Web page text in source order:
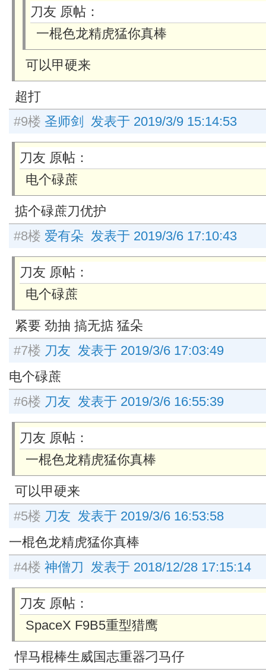
刀友 原帖：
一棍色龙精虎猛你真棒
可以甲硬来
超打
#9楼 圣师剑 发表于 2019/3/9 15:14:53
刀友 原帖：
电个碌蔗
掂个碌蔗刀优护
#8楼 爱有朵 发表于 2019/3/6 17:10:43
刀友 原帖：
电个碌蔗
紧要 劲抽 搞无掂 猛朵
#7楼 刀友 发表于 2019/3/6 17:03:49
电个碌蔗
#6楼 刀友 发表于 2019/3/6 16:55:39
刀友 原帖：
一棍色龙精虎猛你真棒
可以甲硬来
#5楼 刀友 发表于 2019/3/6 16:53:58
一棍色龙精虎猛你真棒
#4楼 神僧刀 发表于 2018/12/28 17:15:14
刀友 原帖：
SpaceX F9B5重型猎鹰
悍马棍棒生威国志重器刁马仔